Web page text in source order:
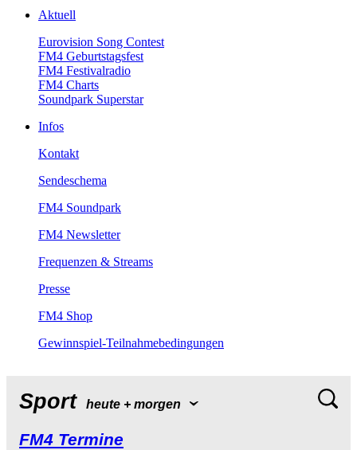
Aktuell
EurovisionSongContest
FM4Geburtstagsfest
FM4Festivalradio
FM4Charts
SoundparkSuperstar
Infos
Kontakt
Sendeschema
FM4Soundpark
FM4Newsletter
Frequenzen&Streams
Presse
FM4Shop
Gewinnspiel-Teilnahmebedingungen
Sport heute+morgen
FM4Termine